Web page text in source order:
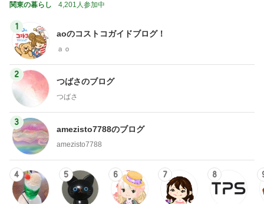
関東の暮らし 4,201人参加中
1
aoのコストコガイドブログ！
ａｏ
2
つばさのブログ
つばさ
3
amezisto7788のブログ
amezisto7788
4 5 6 7 8